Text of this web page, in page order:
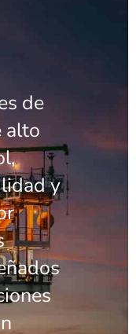
de
alto
y